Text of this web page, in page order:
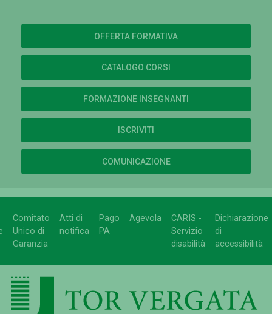
OFFERTA FORMATIVA
CATALOGO CORSI
FORMAZIONE INSEGNANTI
ISCRIVITI
COMUNICAZIONE
Comitato
Unico di
Garanzia
Atti di
notifica
Pago
PA
Agevola
CARIS -
Servizio
disabilità
Dichiarazione
di
accessibilità